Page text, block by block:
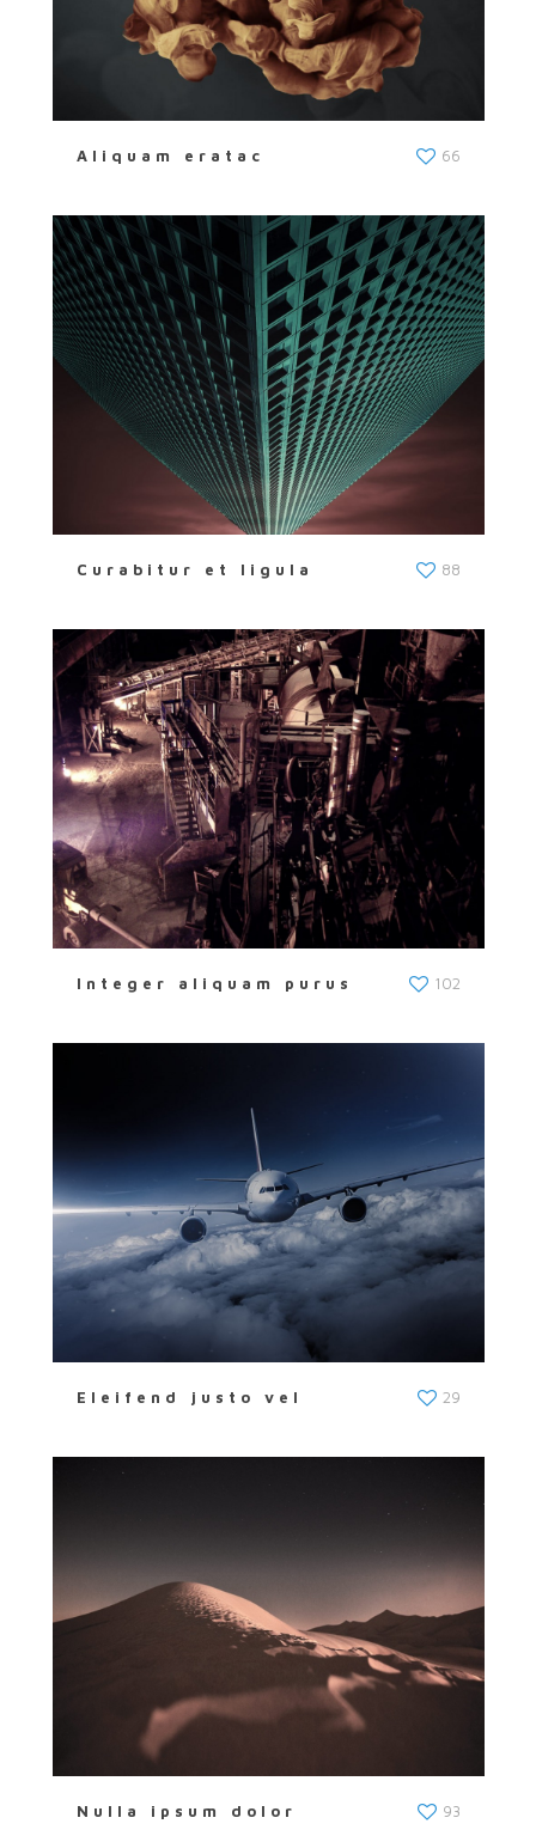
Aliquam eratac 66
Curabitur et ligula 88
Integer aliquam purus 102
Eleifend justo vel 29
Nulla ipsum dolor 93